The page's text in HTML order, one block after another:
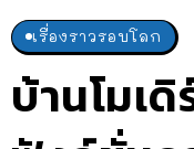
เรื่องราวรอบโลก
บ้านโมเ